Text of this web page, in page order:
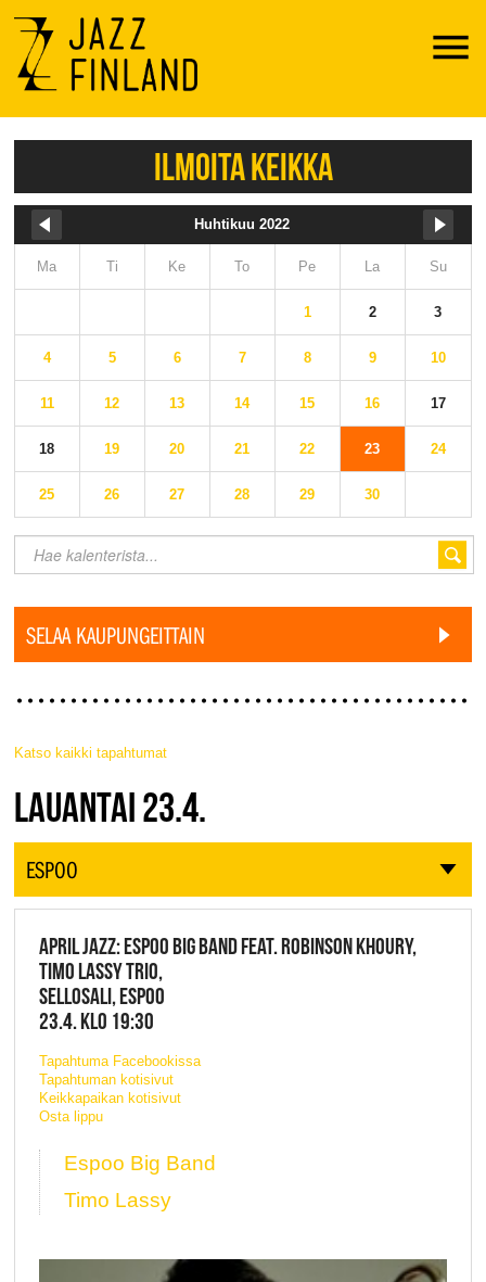
Menu
ILMOITA KEIKKA
Huhtikuu 2022
Ma Ti Ke To Pe La Su
1 2 3
4 5 6 7 8 9 10
11 12 13 14 15 16 17
18 19 20 21 22 23 24
25 26 27 28 29 30
SELAA KAUPUNGEITTAIN
Katso kaikki tapahtumat
JAZZ FINLAND LIVE
LAUANTAI 23.4.
ESPOO
APRIL JAZZ: ESPOO BIG BAND FEAT. ROBINSON KHOURY,
TIMO LASSY TRIO,
SELLOSALI, ESPOO
23.4. KLO 19:30
Tapahtuma Facebookissa
Tapahtuman kotisivut
Keikkapaikan kotisivut
Osta lippu
Espoo Big Band
Timo Lassy